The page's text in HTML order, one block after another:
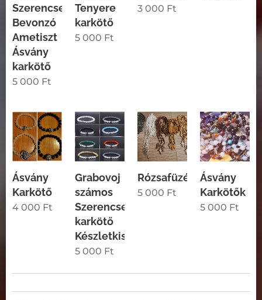
Szerencse
Bevonzó
Ametiszt
Ásvány
karkötő
5 000 Ft
Tenyere
karkötő
5 000 Ft
3 000 Ft
Ásvány
Karkötő
4 000 Ft
Grabovoj
számos
Szerencse
karkötő
Készletkisöprés
5 000 Ft
Rózsafüzér
5 000 Ft
Ásvány
Karkötők
5 000 Ft